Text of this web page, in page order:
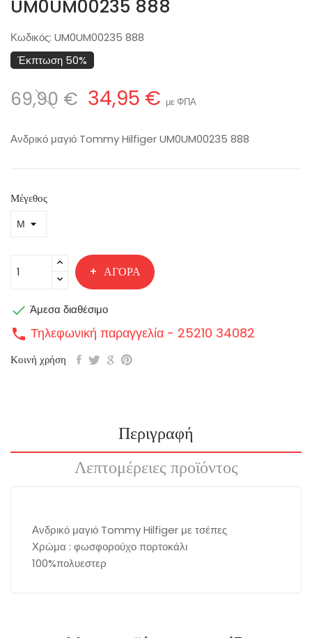
UM0UM00235 888
Κωδικός: UM0UM00235 888
Έκπτωση 50%
69,90 € 34,95 € με ΦΠΑ
Ανδρικό μαγιό Tommy Hilfiger UM0UM00235 888
Μέγεθος
ΑΓΟΡΆ
 Άμεσα διαθέσιμο
call Τηλεφωνική παραγγελία - 25210 34082
Κοινή χρήση
Περιγραφή
Λεπτομέρειες προϊόντος
Ανδρικό μαγιό Tommy Hilfiger με τσέπες
Χρώμα : φωσφορούχο πορτοκάλι
100%πολυεστερ